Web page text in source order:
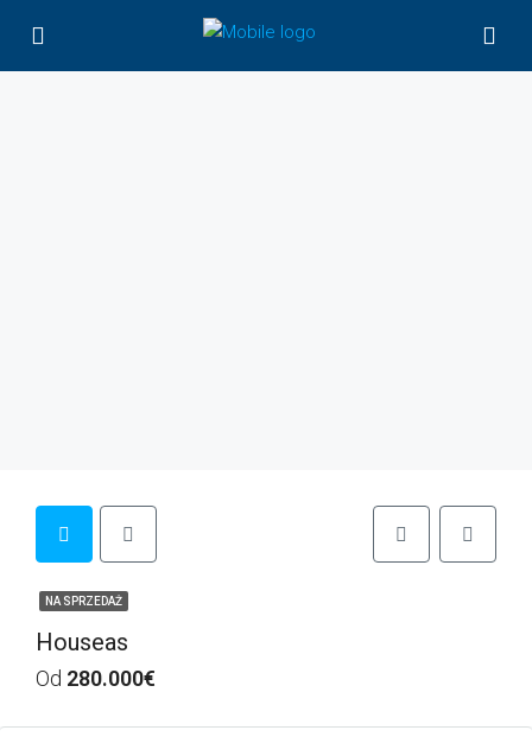
NA SPRZEDAŻ
Houseas
Od 280.000€